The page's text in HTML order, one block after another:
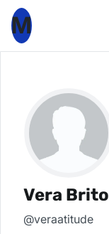
M
Vera Brito
@veraatitude